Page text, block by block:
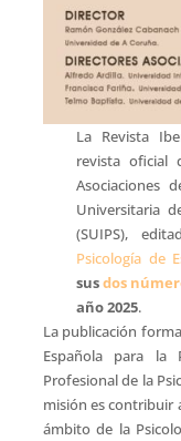
La Revista
revista oficial
Asociaciones
Universitaria
(SUIPS),
Psicología de
susdos
año 2025.
La publicación
Española para la
Profesional de la
misión es contribuir
ámbito de la